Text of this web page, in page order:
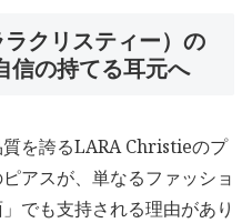
クリスティー）の
信の持てる耳元へ
を誇るLARA Christieのプ
アスが、単なるファッショ
でも支持される理由があり